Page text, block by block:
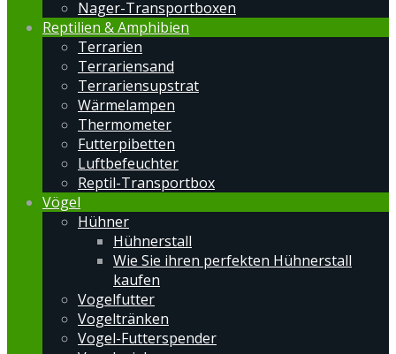
Nager-Transportboxen
Reptilien & Amphibien
Terrarien
Terrariensand
Terrariensupstrat
Wärmelampen
Thermometer
Futterpibetten
Luftbefeuchter
Reptil-Transportbox
Vögel
Hühner
Hühnerstall
Wie Sie ihren perfekten Hühnerstall
kaufen
Vogelfutter
Vogeltränken
Vogel-Futterspender